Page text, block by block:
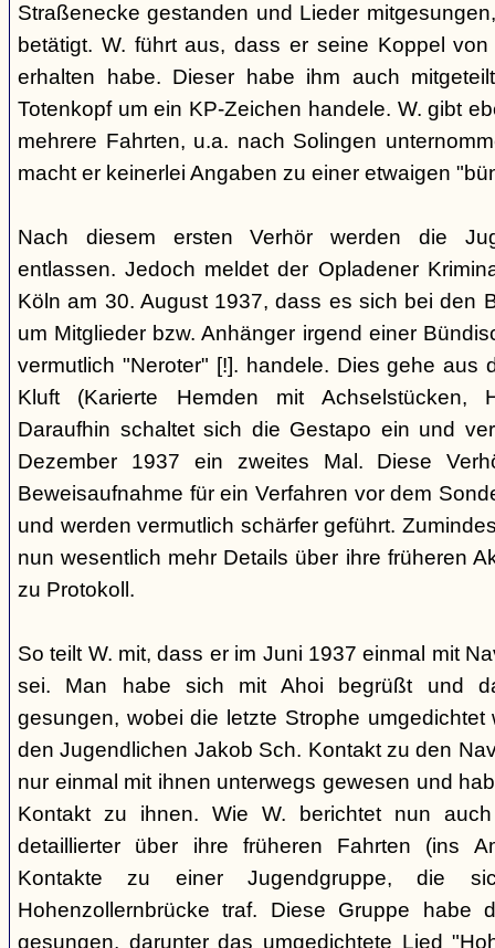
Straßenecke gestanden und Lieder
betätigt. W. führt aus, dass er seine Koppel
erhalten habe. Dieser habe ihm auch
Totenkopf um ein KP-Zeichen handele. W. gibt
mehrere Fahrten, u.a. nach Solingen
macht er keinerlei Angaben zu einer etwaigen
Nach diesem ersten Verhör werden die
entlassen. Jedoch meldet der Opladener
Köln am 30. August 1937, dass es sich bei den
um Mitglieder bzw. Anhänger irgend einer
vermutlich "Neroter" [!]. handele. Dies gehe aus
Kluft (Karierte Hemden mit Achselstücken,
Daraufhin schaltet sich die Gestapo ein und
Dezember 1937 ein zweites Mal. Diese
Beweisaufnahme für ein Verfahren vor dem
und werden vermutlich schärfer geführt.
nun wesentlich mehr Details über ihre früheren
zu Protokoll.
So teilt W. mit, dass er im Juni 1937 einmal mit
sei. Man habe sich mit Ahoi begrüßt und
gesungen, wobei die letzte Strophe
den Jugendlichen Jakob Sch. Kontakt zu den
nur einmal mit ihnen unterwegs gewesen und
Kontakt zu ihnen. Wie W. berichtet nun
detaillierter über ihre früheren Fahrten (ins
Kontakte zu einer Jugendgruppe, die
Hohenzollernbrücke traf. Diese Gruppe habe
gesungen, darunter das umgedichtete Lied